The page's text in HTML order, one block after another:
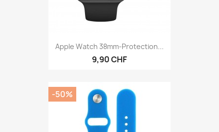
Apple Watch 38mm-Protection...
9,90 CHF
-50%